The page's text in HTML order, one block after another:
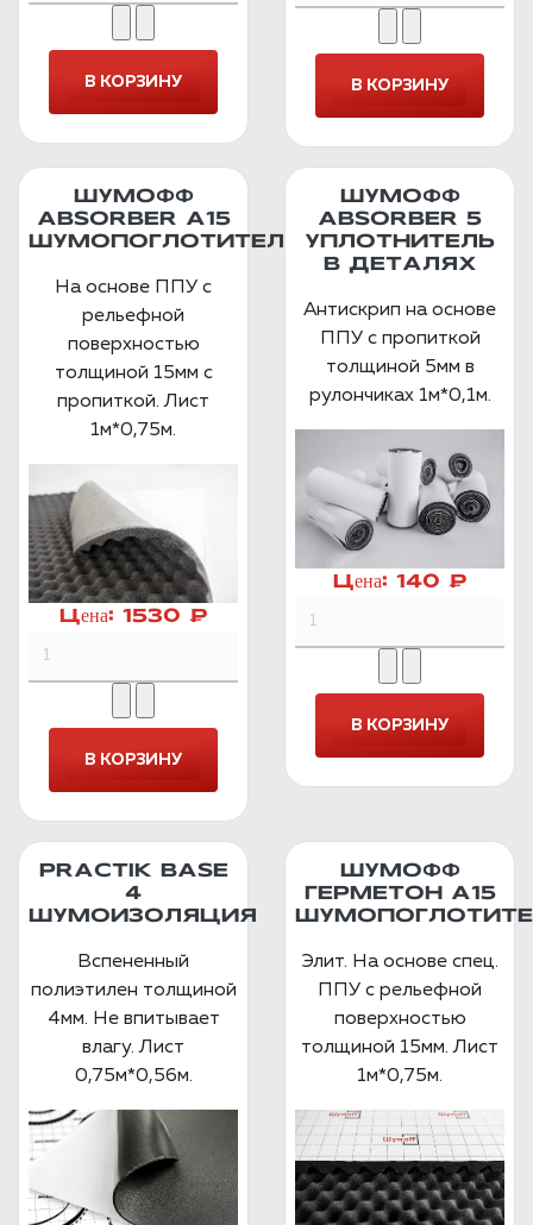
ШУМОФФ
ABSORBER А15
ШУМОПОГЛОТИТЕЛЬ
На основе ППУ с
рельефной
поверхностью
толщиной 15мм с
пропиткой. Лист
1м*0,75м.
Цена: 1530 ₽
ШУМОФФ
ABSORBER 5
УПЛОТНИТЕЛЬ
В ДЕТАЛЯХ
Антискрип на основе
ППУ с пропиткой
толщиной 5мм в
рулончиках 1м*0,1м.
Цена: 140 ₽
PRACTIK BASE
4
ШУМОИЗОЛЯЦИЯ
Вспененный
полиэтилен толщиной
4мм. Не впитывает
влагу. Лист
0,75м*0,56м.
ШУМОФФ
ГЕРМЕТОН А15
Элит. На основе спец.
ППУ с рельефной
поверхностью
толщиной 15мм. Лист
1м*0,75м.